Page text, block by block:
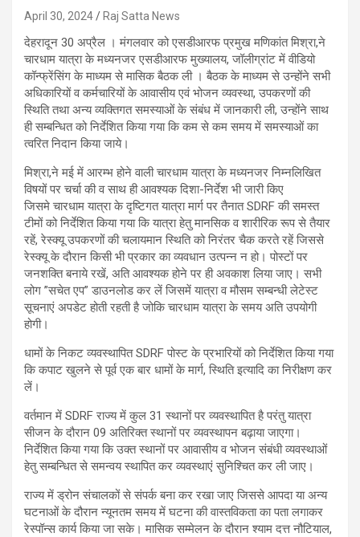
April 30, 2024 Raj Satta News
देहरादून 30 अप्रैल । मंगलवार को एसडीआरफ प्रमुख मणिकांत मिश्रा,ने
चारधाम यात्रा के मध्यनजर एसडीआरफ मुख्यालय, जॉलीग्रांट में वीडियो
कॉन्फ्रेंसिंग के माध्यम से मासिक बैठक ली । बैठक के माध्यम से उन्होंने सभी
अधिकारियों व कर्मचारियों के आवासीय एवं भोजन व्यवस्था, उपकरणों की
स्थिति तथा अन्य व्यक्तिगत समस्याओं के संबंध में जानकारी ली, उन्होंने साथ
ही सम्बन्धित को निर्देशित किया गया कि कम से कम समय में समस्याओं का
त्वरित निदान किया जाये।
मिश्रा,ने मई में आरम्भ होने वाली चारधाम यात्रा के मध्यनजर निम्नलिखित
विषयों पर चर्चा की व साथ ही आवश्यक दिशा-निर्देश भी जारी किए
जिसमे चारधाम यात्रा के दृष्टिगत यात्रा मार्ग पर तैनात SDRF की समस्त
टीमों को निर्देशित किया गया कि यात्रा हेतु मानसिक व शारीरिक रूप से तैयार
रहें, रेस्क्यू उपकरणों की चलायमान स्थिति को निरंतर चैक करते रहें जिससे
रेस्क्यू के दौरान किसी भी प्रकार का व्यवधान उत्पन्न न हो। पोस्टों पर
जनशक्ति बनाये रखें, अति आवश्यक होने पर ही अवकाश लिया जाए। सभी
लोग ”सचेत एप” डाउनलोड कर लें जिसमें यात्रा व मौसम सम्बन्धी लेटेस्ट
सूचनाएं अपडेट होती रहती है जोकि चारधाम यात्रा के समय अति उपयोगी
होगी।
धामों के निकट व्यवस्थापित SDRF पोस्ट के प्रभारियों को निर्देशित किया गया
कि कपाट खुलने से पूर्व एक बार धामों के मार्ग, स्थिति इत्यादि का निरीक्षण कर
लें।
वर्तमान में SDRF राज्य में कुल 31 स्थानों पर व्यवस्थापित है परंतु यात्रा
सीजन के दौरान 09 अतिरिक्त स्थानों पर व्यवस्थापन बढ़ाया जाएगा।
निर्देशित किया गया कि उक्त स्थानों पर आवासीय व भोजन संबंधी व्यवस्थाओं
हेतु सम्बन्धित से समन्वय स्थापित कर व्यवस्थाएं सुनिश्चित कर ली जाए।
राज्य में ड्रोन संचालकों से संपर्क बना कर रखा जाए जिससे आपदा या अन्य
घटनाओं के दौरान न्यूनतम समय में घटना की वास्तविकता का पता लगाकर
रेस्पॉन्स कार्य किया जा सके। मासिक सम्मेलन के दौरान श्याम दत्त नौटियाल,